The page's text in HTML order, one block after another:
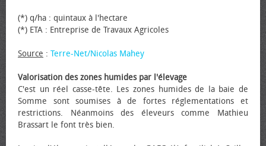
(*) q/ha : quintaux à l'hectare
(*) ETA : Entreprise de Travaux Agricoles
Source : Terre-Net/Nicolas Mahey
Valorisation des zones humides par l'élevage
C'est un réel casse-tête. Les zones humides de la baie de
Somme sont soumises à de fortes réglementations et
restrictions. Néanmoins des éleveurs comme Mathieu
Brassart le font très bien.